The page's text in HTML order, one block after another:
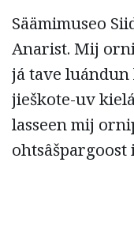
Säämimuseo
Anarist. Mij
já tave
jieškote-uv
lasseen mij